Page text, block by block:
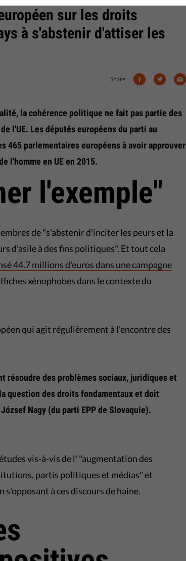
sur les droits
à s'abstenir d'attiser les
Share
la cohérence politique ne fait pas partie des
l'UE. Les députés européens du parti au
465 parlementaires européens à avoir approuver
l'homme en UE en 2015.
l'exemple"
de "s'abstenir d'inciter les peurs et la
d'asile à des fins politiques". Et tout cela
44.7 millions d'euros dans une campagne
xénophobes dans le contexte du
qui agit régulièrement à l'encontre des
résoudre des problèmes sociaux, juridiques et
question des droits fondamentaux et doit
Nagy (du parti EPP de Slovaquie).
vis-à-vis de l' "augmentation des
partis politiques et médias" et
à ces discours de haine.